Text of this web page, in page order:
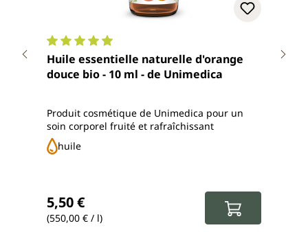
Note moyenne de 4.9 sur 5 étoiles
Huile essentielle naturelle d'orange
douce bio - 10 ml - de Unimedica
Produit cosmétique de Unimedica pour un
soin corporel fruité et rafraîchissant
huile
5,50 €
(550,00 € / l)